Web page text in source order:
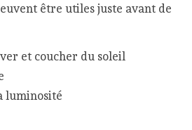
être utiles juste avant de
et coucher du soleil
luminosité